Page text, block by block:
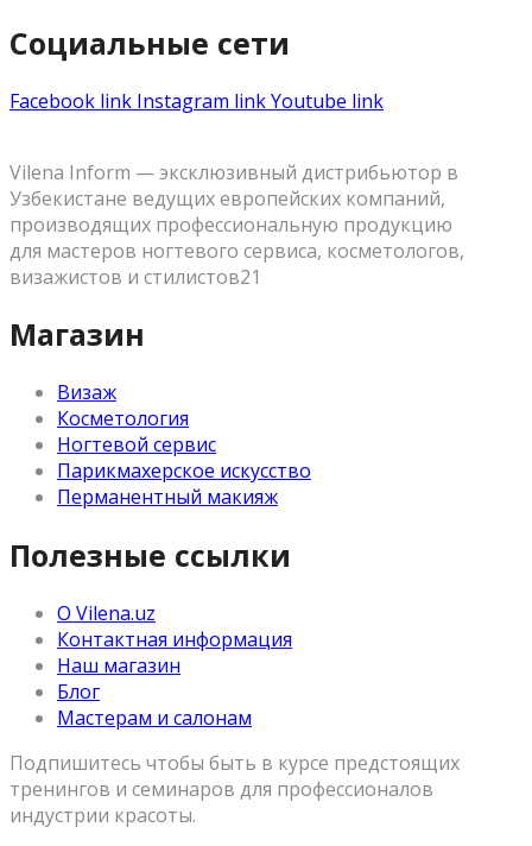
Социальные сети
Facebook link Instagram linkYoutube link
Vilena Inform — эксклюзивный дистрибьютор в
Узбекистане ведущих европейских компаний,
производящих профессиональную продукцию
для мастеров ногтевого сервиса, косметологов,
визажистов и стилистов21
Магазин
Визаж
Косметология
Ногтевой сервис
Парикмахерское искусство
Перманентный макияж
Полезные ссылки
О Vilena.uz
Контактная информация
Наш магазин
Блог
Мастерам и салонам
Подпишитесь чтобы быть в курсе предстоящих
тренингов и семинаров для профессионалов
индустрии красоты.